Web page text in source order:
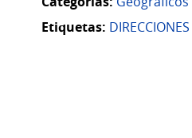
Etiquetas: DIRECCIONES